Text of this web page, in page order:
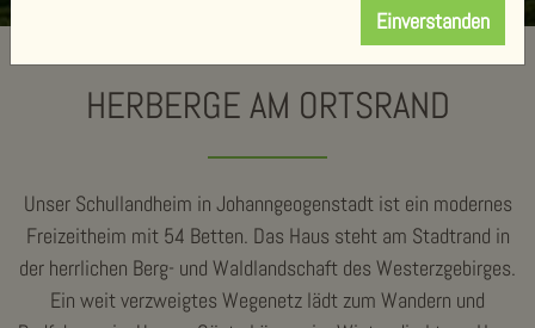
HERBERGE AM ORTSRAND
Unser Schullandheim in Johanngeogenstadt ist ein modernes
Freizeitheim mit 54 Betten. Das Haus steht am Stadtrand in
der herrlichen Berg- und Waldlandschaft des Westerzgebirges.
Ein weit verzweigtes Wegenetz lädt zum Wandern und
Einverstanden